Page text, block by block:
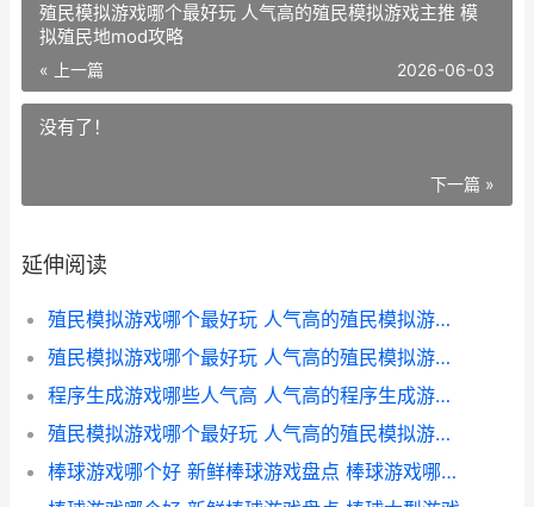
殖民模拟游戏哪个最好玩 人气高的殖民模拟游戏主推 模
拟殖民地mod攻略
« 上一篇 2026-06-03
没有了！
下一篇 »
延伸阅读
殖民模拟游戏哪个最好玩 人气高的殖民模拟游戏主推 模拟殖民地整合包
殖民模拟游戏哪个最好玩 人气高的殖民模拟游戏主推 模拟殖民地mod攻略
程序生成游戏哪些人气高 人气高的程序生成游戏盘点 用程序生成程序
殖民模拟游戏哪个最好玩 人气高的殖民模拟游戏主推 殖民模拟手游
棒球游戏哪个好 新鲜棒球游戏盘点 棒球游戏哪个好玩